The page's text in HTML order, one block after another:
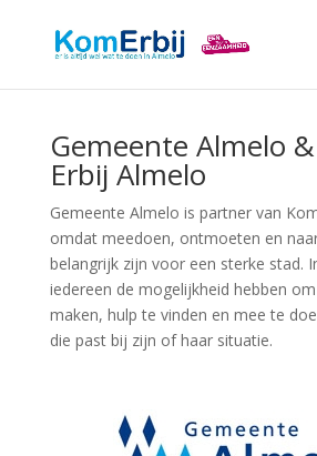
Gemeente Almelo
Erbij Almelo
Gemeente Almelo is partner van
omdat meedoen, ontmoeten en
belangrijk zijn voor een sterke stad.
iedereen de mogelijkheid hebben
maken, hulp te vinden en mee te
die past bij zijn of haar situatie.